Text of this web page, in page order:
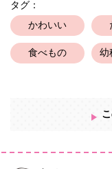
タグ：
かわいい
食べもの 幼